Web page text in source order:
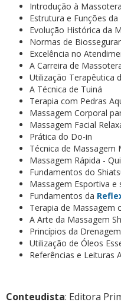
Introdução à
Estrutura e Funções da
Evolução Histórica da
Normas de
Excelência no
A Carreira de
Utilização Terapêutica
A Técnica de Tuiná
Terapia com Pedras
Massagem Corporal
Massagem Facial
Prática do Do-in
Técnica de Massagem
Massagem Rápida -
Fundamentos do
Massagem Esportiva e
Fundamentos da
Terapia de Massagem
A Arte da Massagem
Princípios da
Utilização de Óleos
Referências e Leituras
Conteudista: Editora